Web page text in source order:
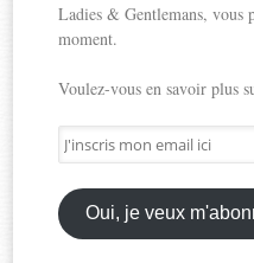
Ladies & Gentlemans, vous
moment.
Voulez-vous en savoir plus
J'inscris
mon
email
ici
Oui, je veux